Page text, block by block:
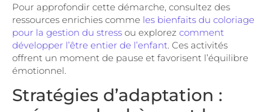
Pour approfondir cette démarche, consultez des
ressources enrichies comme les bienfaits du coloriage
pour la gestion du stress ou explorez comment
développer l’être entier de l’enfant. Ces activités
offrent un moment de pause et favorisent l’équilibre
émotionnel.
Stratégies d’adaptation :